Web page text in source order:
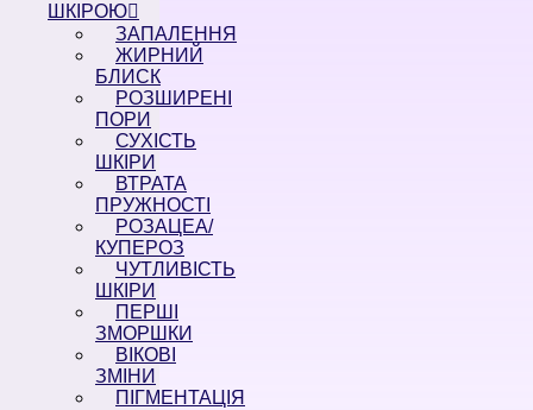
ШКІРОЮ
ЗАПАЛЕННЯ
ЖИРНИЙ
БЛИСК
РОЗШИРЕНІ
ПОРИ
СУХІСТЬ
ШКІРИ
ВТРАТА
ПРУЖНОСТІ
РОЗАЦЕА/
КУПЕРОЗ
ЧУТЛИВІСТЬ
ШКІРИ
ПЕРШІ
ЗМОРШКИ
ВІКОВІ
ЗМІНИ
ПІГМЕНТАЦІЯ